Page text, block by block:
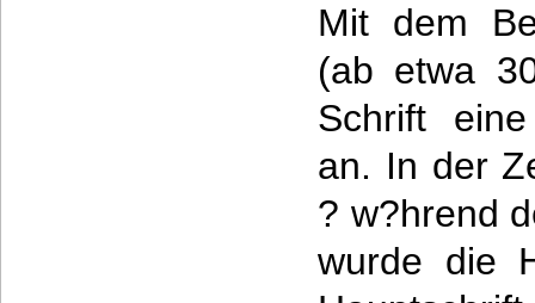
Mit dem
(ab etwa
Schrift
an. In der
? w?hrend
wurde die